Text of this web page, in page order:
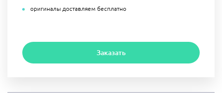
оригиналы доставляем бесплатно
Заказать